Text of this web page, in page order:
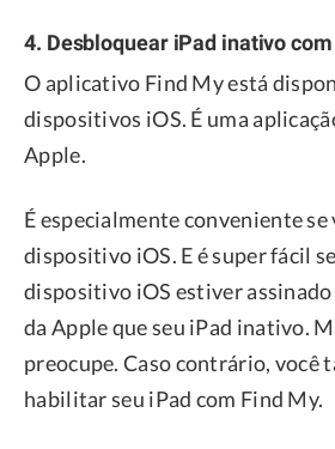
4. Desbloquear iPad inativo
O aplicativo Find My está
dispositivos iOS. É uma
Apple.
É especialmente conveniente
dispositivo iOS. E é super fácil
dispositivo iOS estiver assinado
da Apple que seu iPad inativo.
preocupe. Caso contrário, você
habilitar seu iPad com Find My.